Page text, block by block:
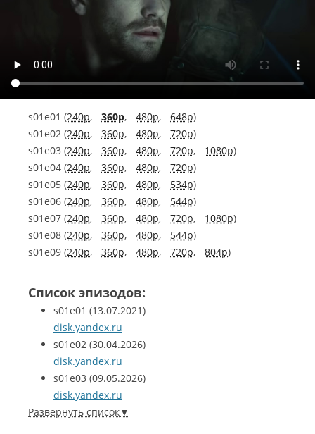
s01e01 (240p, 360p, 480p, 648p)
s01e02 (240p, 360p, 480p, 720p)
s01e03 (240p, 360p, 480p, 720p, 1080p)
s01e04 (240p, 360p, 480p, 720p)
s01e05 (240p, 360p, 480p, 534p)
s01e06 (240p, 360p, 480p, 544p)
s01e07 (240p, 360p, 480p, 720p, 1080p)
s01e08 (240p, 360p, 480p, 544p)
s01e09 (240p, 360p, 480p, 720p, 804p)
Список эпизодов:
s01e01 (13.07.2021)
disk.yandex.ru
s01e02 (30.04.2026)
disk.yandex.ru
s01e03 (09.05.2026)
disk.yandex.ru
Развернуть список